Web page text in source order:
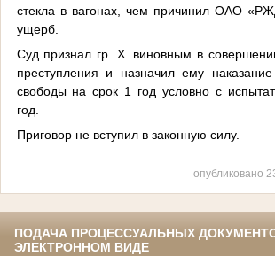
стекла в вагонах, чем причинил ОАО
ущерб.
Суд признал гр. Х. виновным в
преступления и назначил ему
свободы на срок 1 год условно с
год.
Приговор не вступил в законную силу.
опубликовано
ПОДАЧА ПРОЦЕССУАЛЬНЫХ
ЭЛЕКТРОННОМ ВИДЕ